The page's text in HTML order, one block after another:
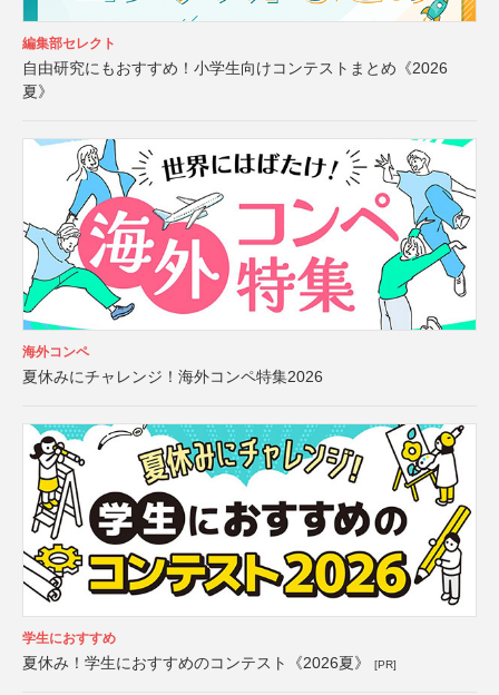
編集部セレクト
自由研究にもおすすめ！小学生向けコンテストまとめ《2026
夏》
海外コンペ
夏休みにチャレンジ！海外コンペ特集2026
学生におすすめ
夏休み！学生におすすめのコンテスト《2026夏》 [PR]